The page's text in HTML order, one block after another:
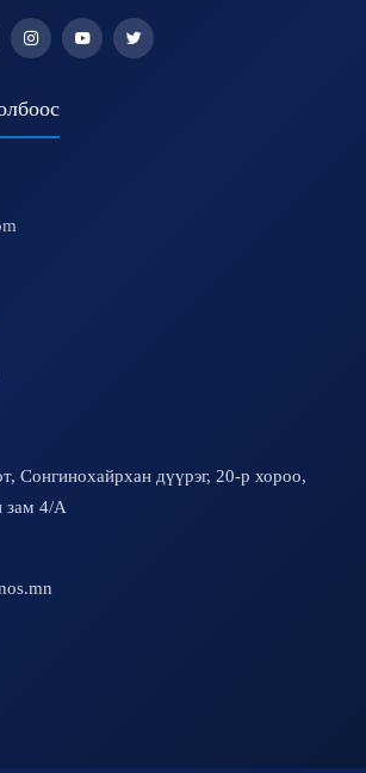
Сонгинохайрхан дүүрэг, 20-р хороо,
зам 4/A